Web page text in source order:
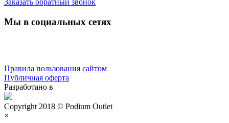
Заказать обратный звонок
Мы в социальных сетях
Правила пользования сайтом
Публичная оферта
Разработано в
Copyright 2018 © Podium Outlet
×